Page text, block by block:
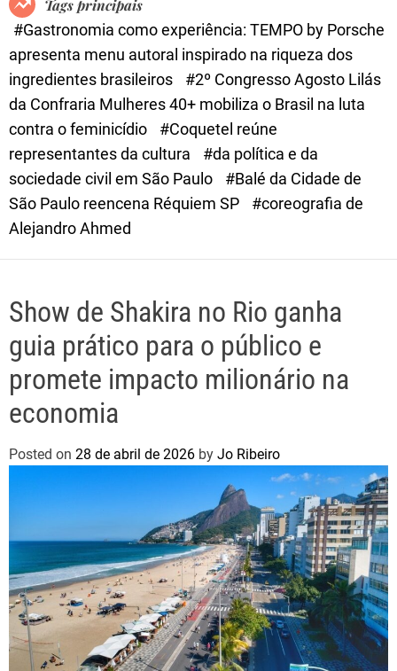
e
Tags principais
#Gastronomia como experiência: TEMPO by Porsche
apresenta menu autoral inspirado na riqueza dos
ingredientes brasileiros
#2º Congresso Agosto Lilás
da Confraria Mulheres 40+ mobiliza o Brasil na luta
contra o feminicídio
#Coquetel reúne
representantes da cultura
#da política e da
sociedade civil em São Paulo
#Balé da Cidade de
São Paulo reencena Réquiem SP
#coreografia de
Alejandro Ahmed
Show de Shakira no Rio ganha
guia prático para o público e
promete impacto milionário na
economia
Posted on 28 de abril de 2026 by Jo Ribeiro